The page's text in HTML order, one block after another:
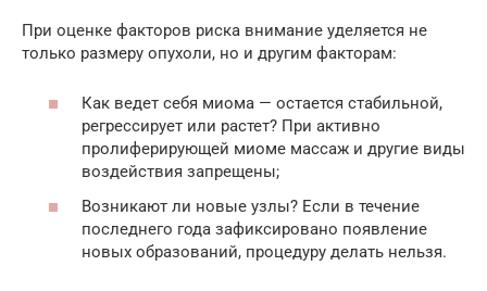
При оценке факторов риска внимание уделяется не
только размеру опухоли, но и другим факторам:
Как ведет себя миома — остается стабильной,
регрессирует или растет? При активно
пролиферирующей миоме массаж и другие виды
воздействия запрещены;
Возникают ли новые узлы? Если в течение
последнего года зафиксировано появление
новых образований, процедуру делать нельзя.